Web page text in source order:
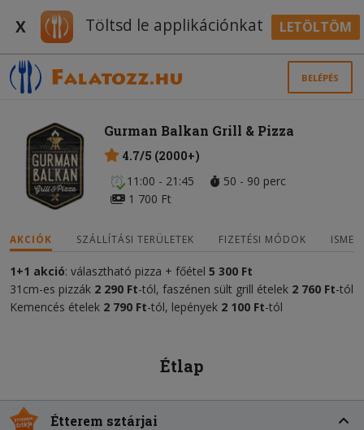
X Töltsd le applikációnkat LETÖLTÖM
BELÉPÉS
Gurman Balkan Grill & Pizza
4.7/5 (2000+)
11:00 - 21:45
50 - 90 perc
1 700 Ft
AKCIÓK SZÁLLÍTÁSI TERÜLETEK FIZETÉSI MÓDOK
1+1 akció: választható pizza + főétel 5 300 Ft
31cm-es pizzák 2 290 Ft-tól, faszénen sült grill ételek 2 760 Ft-tól
Kemencés ételek 2 790 Ft-tól, lepények 2 100 Ft-tól
Étlap
Étterem sztárjai